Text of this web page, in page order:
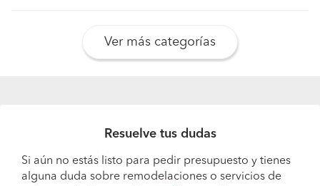
Ver más categorías
Resuelve tus dudas
Si aún no estás listo para pedir presupuesto y tienes
alguna duda sobre remodelaciones o servicios de